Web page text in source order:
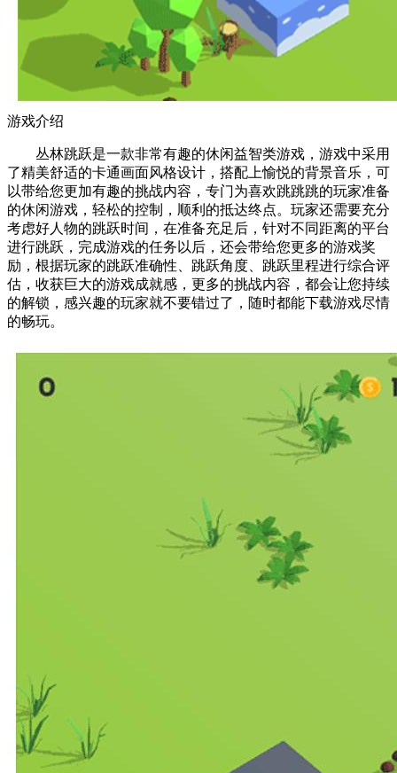
游戏介绍
丛林跳跃是一款非常有趣的休闲益智类游戏，游戏中采用
了精美舒适的卡通画面风格设计，搭配上愉悦的背景音乐，可
以带给您更加有趣的挑战内容，专门为喜欢跳跳跳的玩家准备
的休闲游戏，轻松的控制，顺利的抵达终点。玩家还需要充分
考虑好人物的跳跃时间，在准备充足后，针对不同距离的平台
进行跳跃，完成游戏的任务以后，还会带给您更多的游戏奖
励，根据玩家的跳跃准确性、跳跃角度、跳跃里程进行综合评
估，收获巨大的游戏成就感，更多的挑战内容，都会让您持续
的解锁，感兴趣的玩家就不要错过了，随时都能下载游戏尽情
的畅玩。